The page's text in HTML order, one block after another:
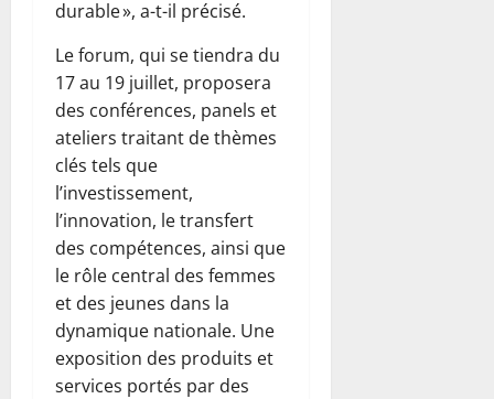
durable », a-t-il précisé.
Le forum, qui se tiendra du
17 au 19 juillet, proposera
des conférences, panels et
ateliers traitant de thèmes
clés tels que
l’investissement,
l’innovation, le transfert
des compétences, ainsi que
le rôle central des femmes
et des jeunes dans la
dynamique nationale. Une
exposition des produits et
services portés par des